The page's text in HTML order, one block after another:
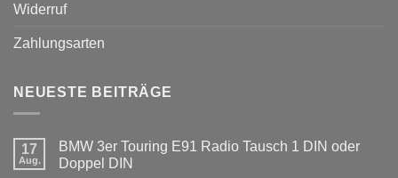
Widerruf
Zahlungsarten
NEUESTE BEITRÄGE
17
Aug.
BMW 3er Touring E91 Radio Tausch 1 DIN oder
Doppel DIN